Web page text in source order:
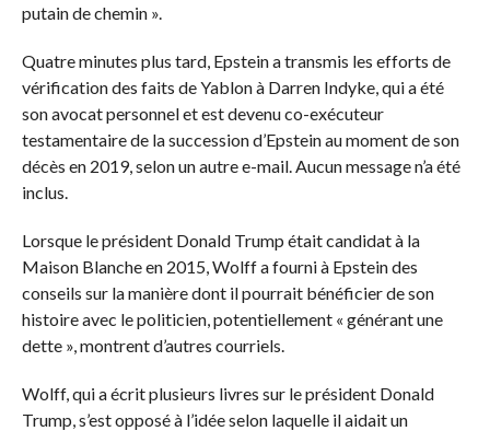
putain de chemin ».
Quatre minutes plus tard, Epstein a transmis les efforts de
vérification des faits de Yablon à Darren Indyke, qui a été
son avocat personnel et est devenu co-exécuteur
testamentaire de la succession d’Epstein au moment de son
décès en 2019, selon un autre e-mail. Aucun message n’a été
inclus.
Lorsque le président Donald Trump était candidat à la
Maison Blanche en 2015, Wolff a fourni à Epstein des
conseils sur la manière dont il pourrait bénéficier de son
histoire avec le politicien, potentiellement « générant une
dette », montrent d’autres courriels.
Wolff, qui a écrit plusieurs livres sur le président Donald
Trump, s’est opposé à l’idée selon laquelle il aidait un